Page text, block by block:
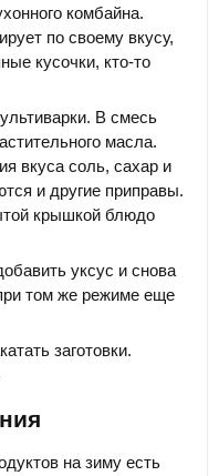
комбайна.
по своему вкусу,
кусочки, кто-то
В смесь
масла.
вкуса соль, сахар и
и другие приправы.
крышкой блюдо
уксус и снова
том же режиме еще
заготовки.
на зиму есть